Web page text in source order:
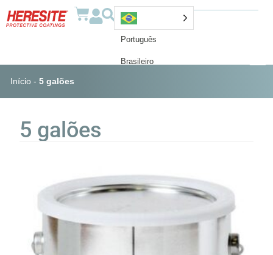
Português
Brasileiro
Início - 5 galões
5 galões